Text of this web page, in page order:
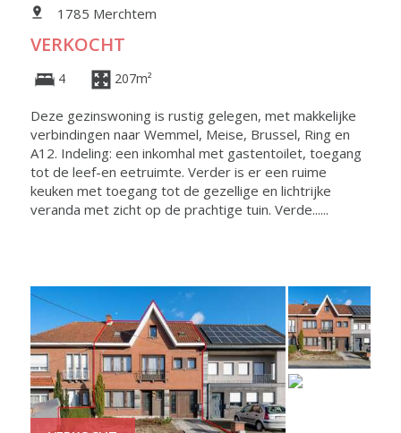
1785 Merchtem
VERKOCHT
4 207m²
Deze gezinswoning is rustig gelegen, met makkelijke
verbindingen naar Wemmel, Meise, Brussel, Ring en
A12. Indeling: een inkomhal met gastentoilet, toegang
tot de leef-en eetruimte. Verder is er een ruime
keuken met toegang tot de gezellige en lichtrijke
veranda met zicht op de prachtige tuin. Verde......